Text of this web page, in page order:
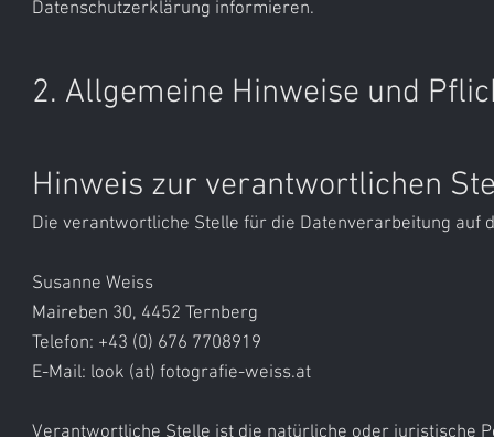
Datenschutzerklärung informieren.
2. Allgemeine Hinweise und
Hinweis zur verantwortlichen
Die verantwortliche Stelle für die Datenverarbeitung auf
Susanne Weiss
Maireben 30, 4452 Ternberg
Telefon: +43 (0) 676 7708919
E-Mail: look (at) fotografie-weiss.at
Verantwortliche Stelle ist die natürliche oder juristische